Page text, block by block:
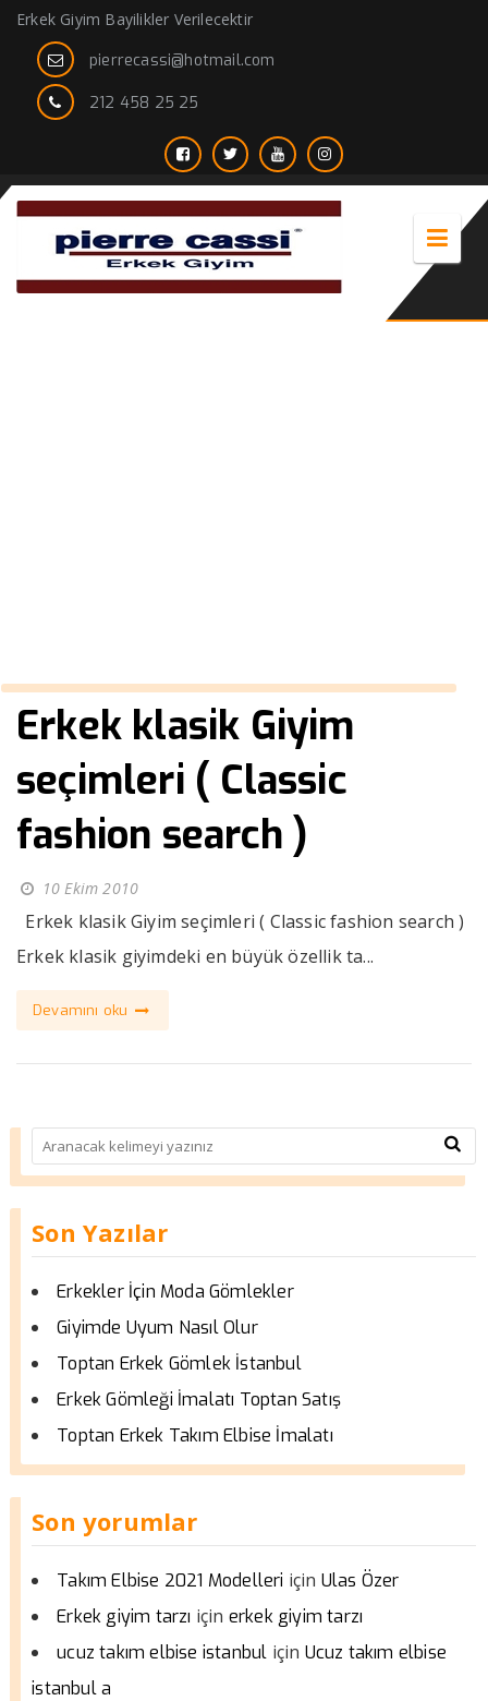
Erkek Giyim Bayilikler Verilecektir
pierrecassi@hotmail.com
212 458 25 25
Erkek klasik Giyim
seçimleri ( Classic
fashion search )
10 Ekim 2010
Erkek klasik Giyim seçimleri ( Classic fashion search )
Erkek klasik giyimdeki en büyük özellik ta...
Devamını oku
Son Yazılar
Erkekler İçin Moda Gömlekler
Giyimde Uyum Nasıl Olur
Toptan Erkek Gömlek İstanbul
Erkek Gömleği İmalatı Toptan Satış
Toptan Erkek Takım Elbise İmalatı
Son yorumlar
Takım Elbise 2021 Modelleri için Ulas Özer
Erkek giyim tarzı için erkek giyim tarzı
ucuz takım elbise istanbul için Ucuz takım elbise
istanbul a